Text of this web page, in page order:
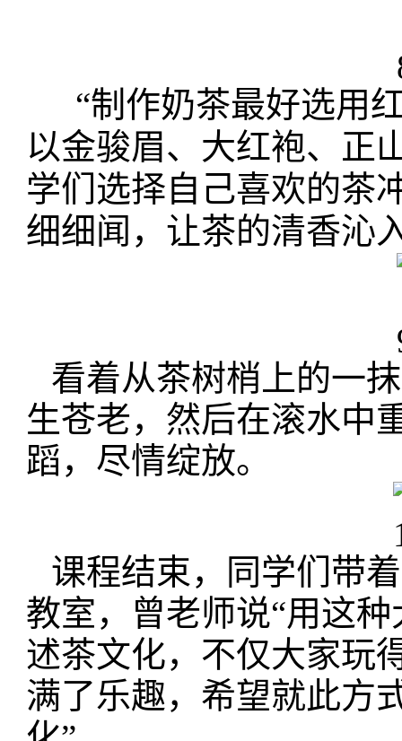
“制作奶茶最好选用
以金骏眉、大红袍、正
学们选择自己喜欢的茶
细细闻，让茶的清香沁
看着从茶树梢上的一
生苍老，然后在滚水中
蹈，尽情绽放。
课程结束，同学们带
教室，曾老师说“用这
述茶文化，不仅大家玩
满了乐趣，希望就此方